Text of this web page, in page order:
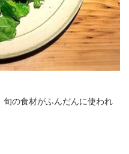
の食材がふんだんに使われ